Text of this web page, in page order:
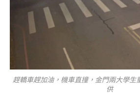
趕轎車趕加油，機車直撞，金門兩大學生
供